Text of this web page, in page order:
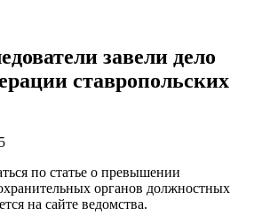
завели дело
ставропольских
по статье о превышении
органов должностных
на сайте ведомства.